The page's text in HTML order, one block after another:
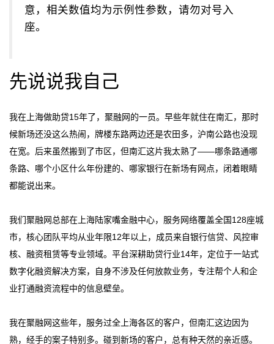
意，相关数值均为示例性参数，请勿对号入
座。
先说说我自己
我在上海做助贷15年了，聚融网的一员。早些年就住在南汇，那时
候新场还没这么热闹，牌楼东路两边还是农田多，沪南公路也没现
在宽。后来虽然搬到了市区，但南汇这片我太熟了——哪条路通哪
条路、哪个小区什么年份建的、哪家银行在新场有网点，闭着眼睛
都能说出来。
我们聚融网总部在上海陆家嘴金融中心，服务网络覆盖全国128座城
市，核心团队平均从业年限12年以上，成员来自银行信贷、风控审
核、融资租赁等专业领域。平台深耕助贷行业14年，定位于一站式
数字化融资解决方案，自身不涉及任何放款业务，专注帮个人和企
业打通融资流程中的信息壁垒。
我在聚融网这些年，服务过全上海各区的客户，但南汇这边因为
熟，经手的案子特别多。碰到新场的客户，总有种天然的亲近感。